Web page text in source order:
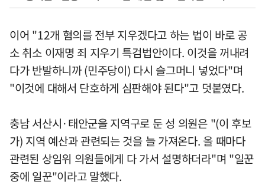
이어 "12개 혐의를 전부 지우겠다고 하는 법이 바로 공
소 취소 이재명 죄 지우기 특검법안이다. 이것을 꺼내려
다가 반발하니까 (민주당이) 다시 슬그머니 넣었다"며
"이것에 대해서 단호하게 심판해야 된다"고 덧붙였다.
충남 서산시·태안군을 지역구로 둔 성 의원은 "(이 후보
가) 지역 예산과 관련되는 것을 늘 가져온다. 올 때마다
관련된 상임위 의원들에게 다 가서 설명하더라"며 "일꾼
중에 일꾼"이라고 말했다.